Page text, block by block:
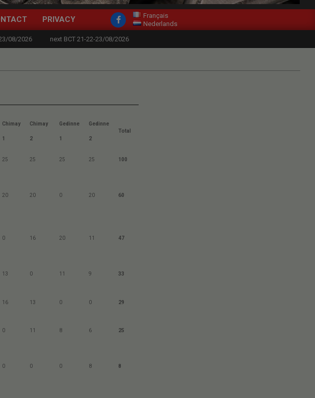
PRIVACY
Français
Nederlands
08/2026 next BCT 21-22-23/08/2026
Chimay
1
Chimay
2
Gedinne
1
Gedinne
2
Total
25 25 25 25 100
20 20 0 20 60
0 16 20 11 47
13 0 11 9 33
16 13 0 0 29
0 11 8 6 25
0 0 0 8 8